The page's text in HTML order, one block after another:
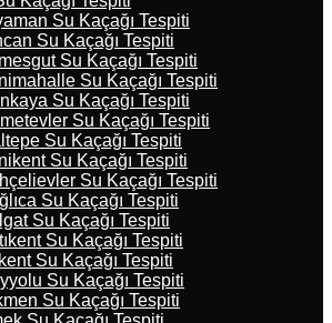
Su Kaçağı Tespiti
Su Kaçağı Tespiti
Su Kaçağı Tespiti
Su Kaçağı Tespiti
Su Kaçağı Tespiti
Su Kaçağı Tespiti
Su Kaçağı Tespiti
Su Kaçağı Tespiti
Su Kaçağı Tespiti
Su Kaçağı Tespiti
Su Kaçağı Tespiti
Su Kaçağı Tespiti
Su Kaçağı Tespiti
Su Kaçağı Tespiti
Su Kaçağı Tespiti